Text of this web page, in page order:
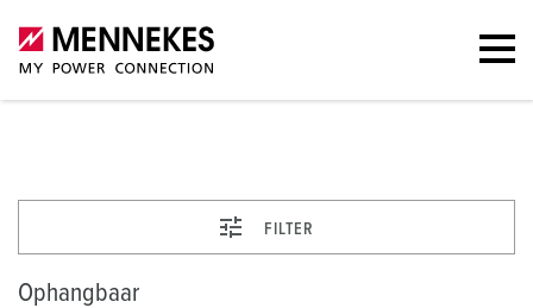
Ophangbaar
FILTER
Ophangbaar